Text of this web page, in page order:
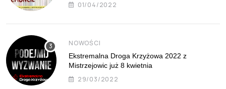
01/04/2022
NOWOŚCI
Ekstremalna Droga Krzyżowa 2022 z
Mistrzejowic już 8 kwietnia
29/03/2022